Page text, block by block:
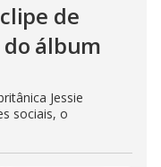
de
do álbum
Jessie
sociais, o